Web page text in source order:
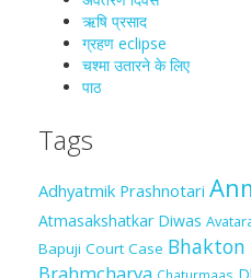
ऋषि प्रसाद
ग्रहण eclipse
चश्मा‍ उतारने के लिए
पाठ
Tags
Adhyatmik Prashnotari
Atmasakshatkar Diwas
Bapuji Court Case Bhakton